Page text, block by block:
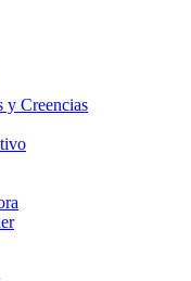
y Creencias